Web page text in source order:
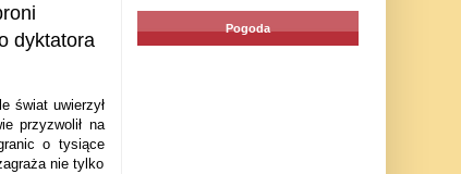
dyktatora
świat uwierzył
przyzwolił na
o tysiące
nie tylko
Pogoda